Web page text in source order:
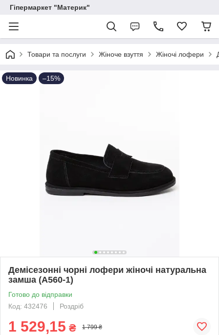
Гіпермаркет "Материк"
Товари та послуги Жіноче взуття Жіночі лофери
Новинка –15%
Демісезонні чорні лофери жіночі натуральна
замша (A560-1)
Готово до відправки
Код: 432476
Роздріб
1 529,15 ₴ 1 799 ₴